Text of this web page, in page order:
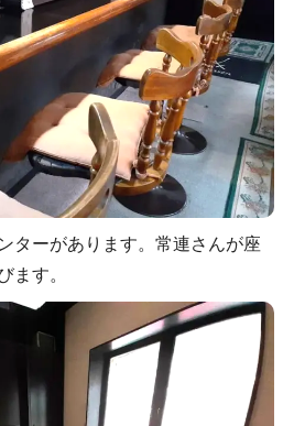
ターがあります。常連さんが座
ます。